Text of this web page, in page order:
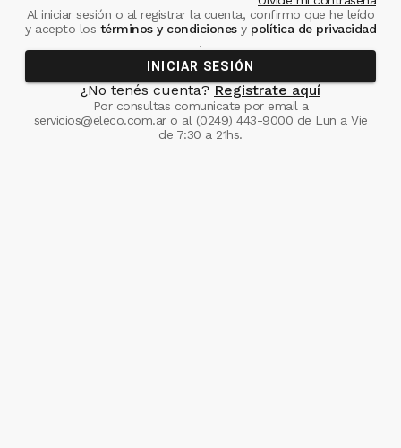
Al iniciar sesión o al registrar la cuenta, confirmo que he leído
y acepto los términos y condiciones ypolítica de privacidad
.
INICIAR SESIÓN
¿No tenés cuenta? Registrate aquí
Por consultas comunicate por email a
servicios@eleco.com.aro al (0249) 443-9000 de Lun a Vie
de 7:30 a 21hs.